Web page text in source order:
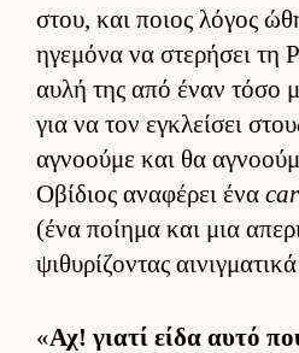
στου, και ποιος λόγος
ηγεμόνα να στερήσει τη
αυλή της από έναν τόσο
για να τον εγκλεί­σει
αγνοούμε και θα
Οβίδιος αναφέρει ένα
(ένα ποί­ημα και μια
ψιθυρίζοντας
«Αχ! γιατί είδα αυτό